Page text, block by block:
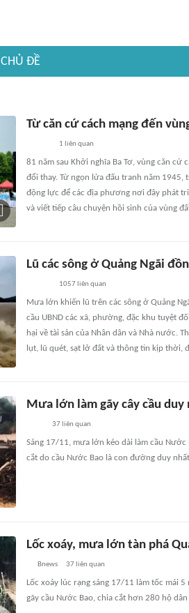
CHỦ ĐỀ
Từ căn cứ cách mạng đến
1 liên quan
81 năm sau Khởi nghĩa Ba Tơ, vùng căn cứ
đổi thay. Từ ngọn lửa đấu tranh năm
động lực để các địa phương nơi đây phát
và viết tiếp câu chuyện hồi sinh của vùng
Lũ các sông ở Quảng Ngãi
1057liên quan
Mưa lớn khiến lũ trên các sông ở Quảng
cầu UBND các xã, phường, đặc khu tuyệt
hại về tài sản của Nhân dân và Nhà nước.
lụt, lũ quét, sạt lở đất và thông tin kịp thời,
Mưa lớn làm gãy cây cầu
37liên quan
Sáng 17/11, mưa lớn kéo dài làm cầu Nước
cắt do cầu Nước Bao là con đường duy
Lốc xoáy, mưa lớn tàn phá
Bnews 37 liên quan
Lốc xoáy lúc rạng sáng 17/11 làm tốc mái
gãy cầu Nước Bao, chia cắt hơn 280 hộ